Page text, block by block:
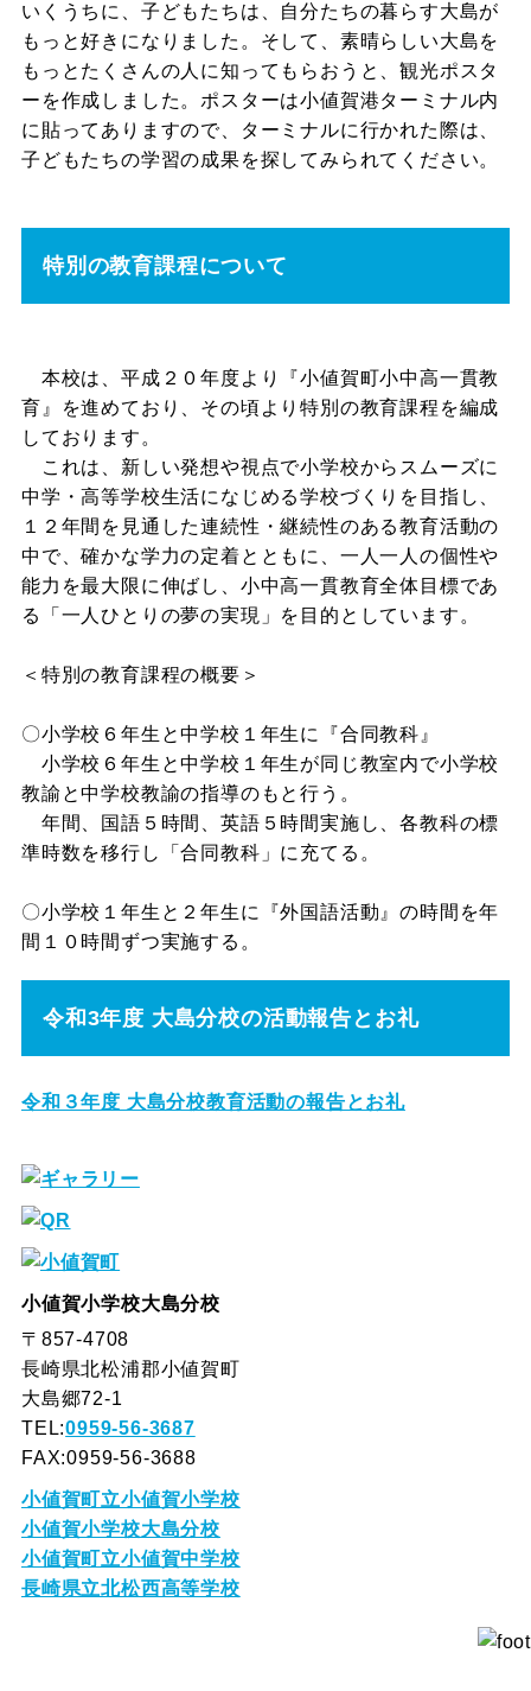
いくうちに、子どもたちは、自分たちの暮らす大島が
もっと好きになりました。そして、素晴らしい大島を
もっとたくさんの人に知ってもらおうと、観光ポスタ
ーを作成しました。ポスターは小値賀港ターミナル内
に貼ってありますので、ターミナルに行かれた際は、
子どもたちの学習の成果を探してみられてください。
特別の教育課程について
本校は、平成２０年度より『小値賀町小中高一貫教
育』を進めており、その頃より特別の教育課程を編成
しております。
これは、新しい発想や視点で小学校からスムーズに
中学・高等学校生活になじめる学校づくりを目指し、
１２年間を見通した連続性・継続性のある教育活動の
中で、確かな学力の定着とともに、一人一人の個性や
能力を最大限に伸ばし、小中高一貫教育全体目標であ
る「一人ひとりの夢の実現」を目的としています。
＜特別の教育課程の概要＞
〇小学校６年生と中学校１年生に『合同教科』
小学校６年生と中学校１年生が同じ教室内で小学校
教諭と中学校教諭の指導のもと行う。
年間、国語５時間、英語５時間実施し、各教科の標
準時数を移行し「合同教科」に充てる。
〇小学校１年生と２年生に『外国語活動』の時間を年
間１０時間ずつ実施する。
令和3年度 大島分校の活動報告とお礼
令和３年度 大島分校教育活動の報告とお礼
小値賀小学校大島分校
〒857-4708
長崎県北松浦郡小値賀町
大島郷72-1
TEL:0959-56-3687
FAX:0959-56-3688
小値賀町立小値賀小学校
小値賀小学校大島分校
小値賀町立小値賀中学校
長崎県立北松西高等学校